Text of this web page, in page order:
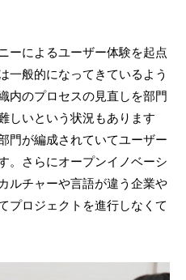
ーによるユーザー体験を起点
一般的になってきているよう
内のプロセスの見直しを部門
しいという状況もあります
門が編成されていてユーザー
。さらにオープンイノベーシ
ルチャーや言語が違う企業や
プロジェクトを進行しなくて